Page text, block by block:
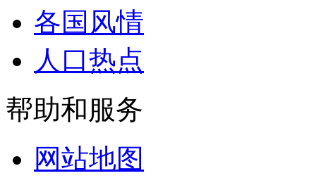
各国风情
人口热点
帮助和服务
网站地图